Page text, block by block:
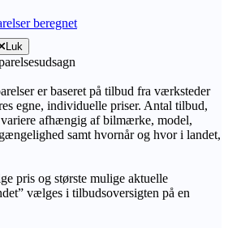
beregnet
Luk
er baseret på tilbud fra værksteder
egne, individuelle priser. Antal tilbud,
variere afhængig af bilmærke, model,
samt hvornår og hvor i landet,
pris og største mulige aktuelle
vælges i tilbudsoversigten på en